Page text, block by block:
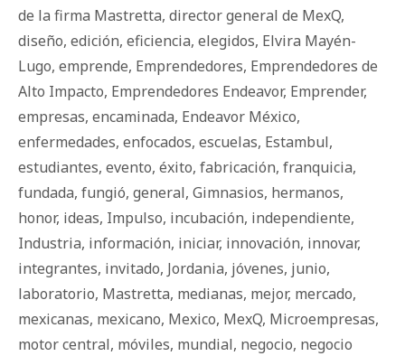
de la firma Mastretta, director general de MexQ,
diseño, edición, eficiencia, elegidos, Elvira Mayén-
Lugo, emprende, Emprendedores, Emprendedores de
Alto Impacto, Emprendedores Endeavor, Emprender,
empresas, encaminada, Endeavor México,
enfermedades, enfocados, escuelas, Estambul,
estudiantes, evento, éxito, fabricación, franquicia,
fundada, fungió, general, Gimnasios, hermanos,
honor, ideas, Impulso, incubación, independiente,
Industria, información, iniciar, innovación, innovar,
integrantes, invitado, Jordania, jóvenes, junio,
laboratorio, Mastretta, medianas, mejor, mercado,
mexicanas, mexicano, Mexico, MexQ, Microempresas,
motor central, móviles, mundial, negocio, negocio